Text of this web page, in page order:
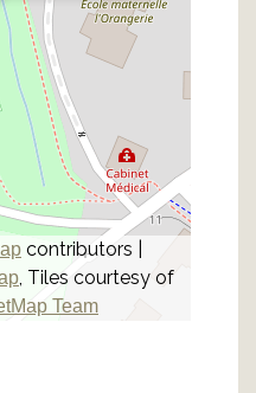
contributors |
, Tiles courtesy of
Team